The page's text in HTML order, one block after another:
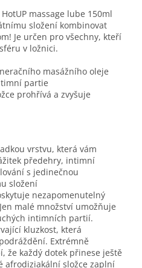
massage lube 150ml
složení kombinovat
Je určen pro všechny, kteří
v ložnici.
masážního oleje
partie
prohřívá a zvyšuje
vrstvu, která vám
předehry, intimní
s jedinečnou
složení
nezapomenutelný
malé množství umožňuje
intimních partií.
kluzkost, která
Extrémně
že každý dotek přinese ještě
afrodiziakální složce zaplní